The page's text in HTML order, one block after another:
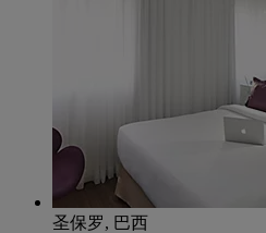
圣保罗, 巴西